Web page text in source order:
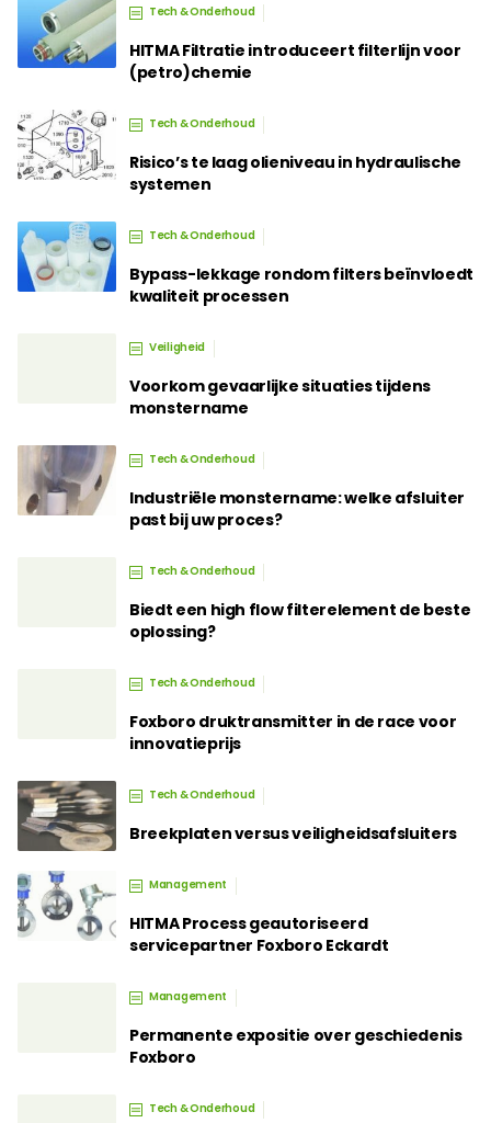
Tech & Onderhoud
HITMA Filtratie introduceert filterlijn voor
(petro)chemie
Tech & Onderhoud
Risico’s te laag olieniveau in hydraulische
systemen
Tech & Onderhoud
Bypass-lekkage rondom filters beïnvloedt
kwaliteit processen
Veiligheid
Voorkom gevaarlijke situaties tijdens
monstername
Tech & Onderhoud
Industriële monstername: welke afsluiter
past bij uw proces?
Tech & Onderhoud
Biedt een high flow filterelement de beste
oplossing?
Tech & Onderhoud
Foxboro druktransmitter in de race voor
innovatieprijs
Tech & Onderhoud
Breekplaten versus veiligheidsafsluiters
Management
HITMA Process geautoriseerd
servicepartner Foxboro Eckardt
Management
Permanente expositie over geschiedenis
Foxboro
Tech & Onderhoud